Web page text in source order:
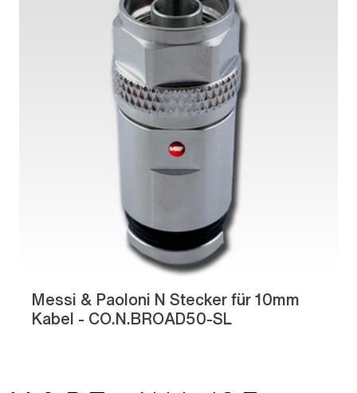
Messi & Paoloni N Stecker für 10mm
Kabel - CO.N.BROAD50-SL